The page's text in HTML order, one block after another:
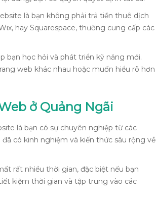
là bạn không phải trả tiền thuê dịch
hay Squarespace, thường cung cấp các
bạn học hỏi và phát triển kỹ năng mới.
web khác nhau hoặc muốn hiểu rõ hơn
ở Quảng Ngãi
là bạn có sự chuyên nghiệp từ các
có kinh nghiệm và kiến thức sâu rộng về
rất nhiều thời gian, đặc biệt nếu bạn
kiệm thời gian và tập trung vào các